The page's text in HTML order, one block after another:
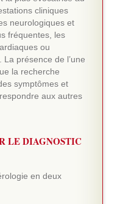
cliniques
neurologiques et
fréquentes, les
ou
présence de l’une
la recherche
symptômes et
aux autres
LE DIAGNOSTIC
en deux